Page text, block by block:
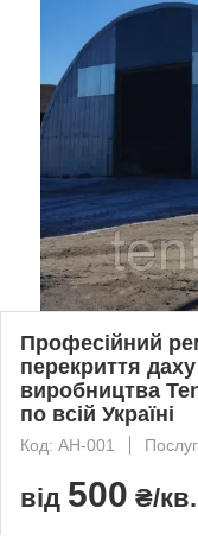
Професійний
перекриття
виробництва
по всій Україні
Код: АН-001
від 500 ₴/